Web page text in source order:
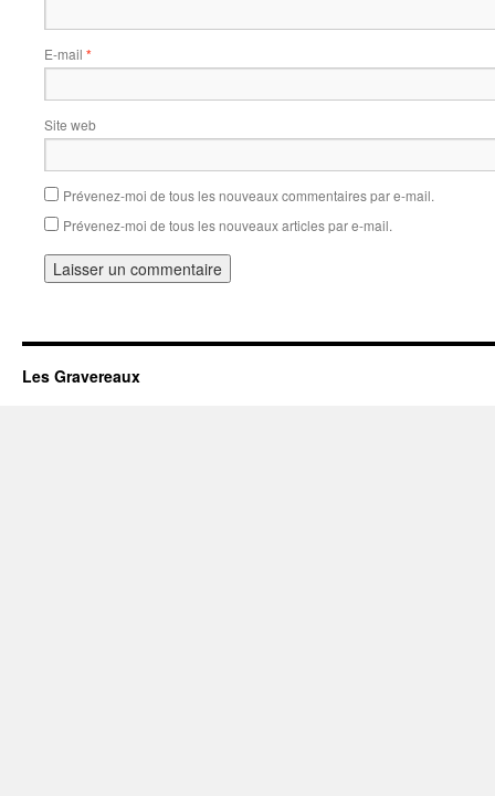
E-mail *
Site web
Prévenez-moi de tous les nouveaux commentaires par e-mail.
Prévenez-moi de tous les nouveaux articles par e-mail.
Les Gravereaux